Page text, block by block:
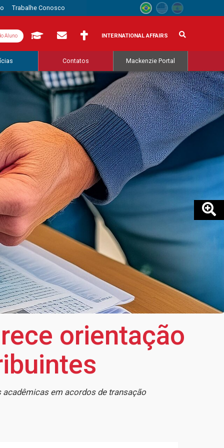
Trabalhe Conosco
Aluno INTERNATIONAL AFFAIRS
Contatos Mackenzie Portal
orientação
em acordos de transação